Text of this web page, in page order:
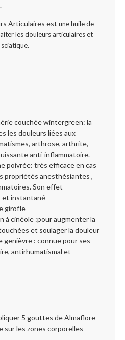
.
Articulaires est une huile de
les douleurs articulaires et
couchée wintergreen: la
les douleurs liées aux
arthrose, arthrite,
anti-inflammatoire.
poivrée: très efficace en cas
propriétés anesthésiantes ,
Son effet
et instantané
girofle
à cinéole :pour augmenter la
et soulager la douleur
genièvre : connue pour ses
antirhumatismal et
5 gouttes de Almaflore
sur les zones corporelles